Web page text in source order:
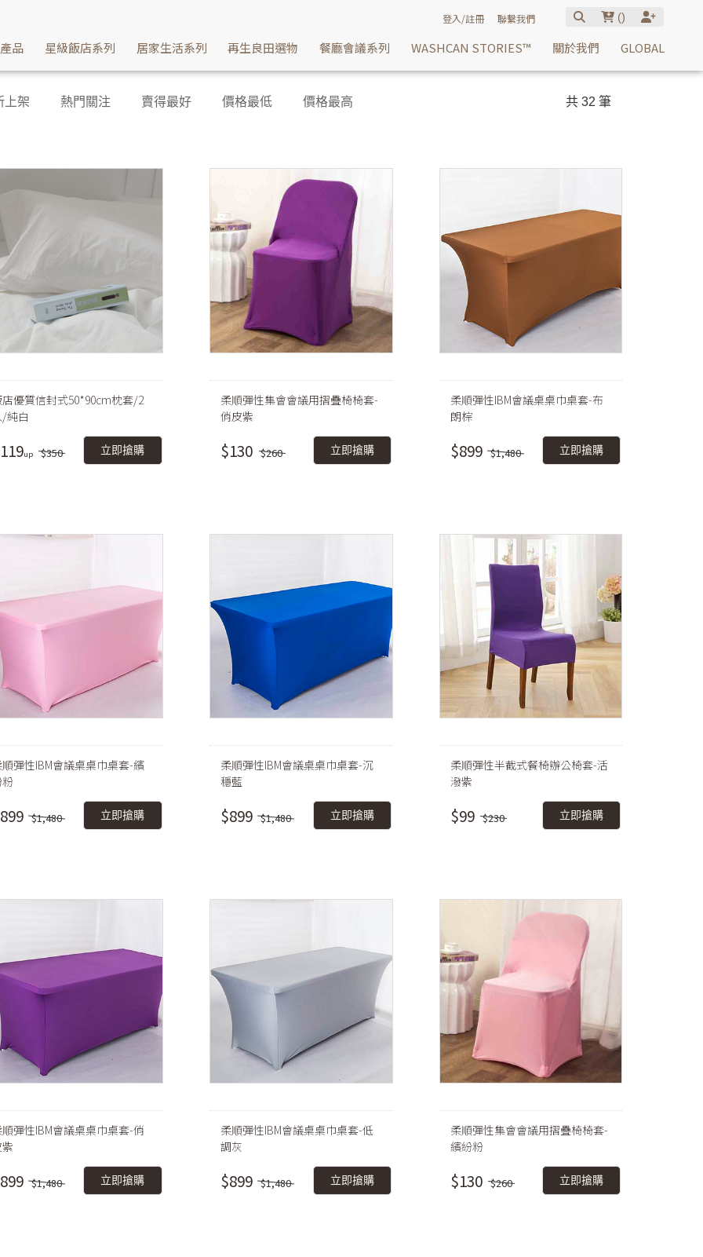
登入/註冊 聯繫我們 ()
品 星級飯店系列 居家生活系列 再生良田選物 餐廳會議系列 WASHCAN STORIES™ 關於我們 GLOBAL
上架 熱門關注 賣得最好 價格最低 價格最高 共 32 筆
優質信封式50*90cm枕套/2
純白
$350 立即搶購
柔順彈性集會會議用摺疊椅椅套-
俏皮紫
$130 $260 立即搶購
柔順彈性IBM會議桌桌巾桌套-布
朗棕
$899 $1,480 立即搶購
彈性IBM會議桌桌巾桌套-繽
$1,480 立即搶購
柔順彈性IBM會議桌桌巾桌套-沉
穩藍
$899 $1,480 立即搶購
柔順彈性半截式餐椅辦公椅套-活
潑紫
$99 $230 立即搶購
彈性IBM會議桌桌巾桌套-俏
$1,480 立即搶購
柔順彈性IBM會議桌桌巾桌套-低
調灰
$899 $1,480 立即搶購
柔順彈性集會會議用摺疊椅椅套-
繽紛粉
$130 $260 立即搶購